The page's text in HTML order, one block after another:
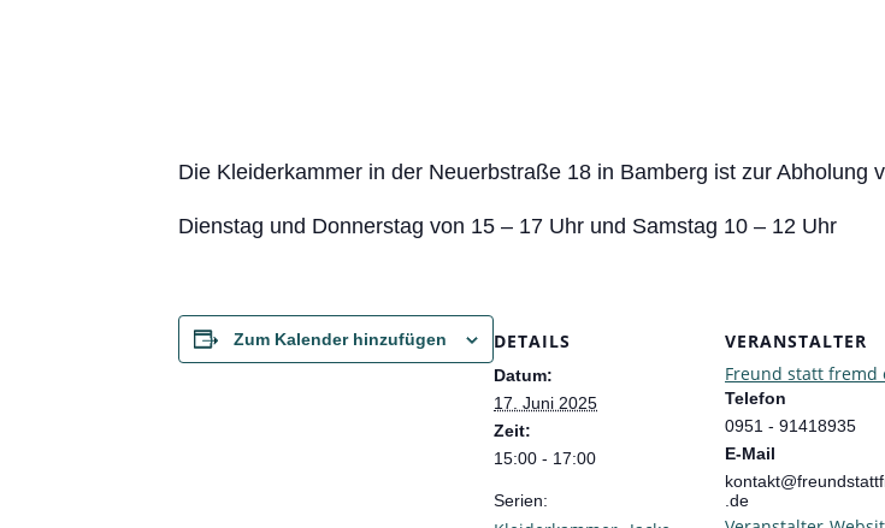
Die Kleiderkammer in der Neuerbstraße 18 in Bamberg ist zur Abholung
Dienstag und Donnerstag von 15 – 17 Uhr und Samstag 10 – 12 Uhr
Zum Kalender hinzufügen DETAILS
Datum:
17. Juni 2025
Zeit:
15:00 - 17:00
Serien:
VERANSTALTER
Freund statt fremd
Telefon
0951 - 91418935
E-Mail
.de